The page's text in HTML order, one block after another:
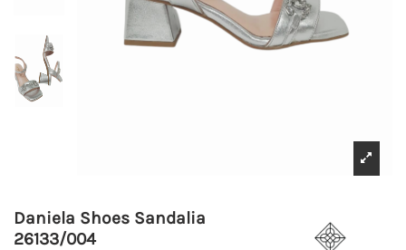
Daniela Shoes Sandalia
26133/004